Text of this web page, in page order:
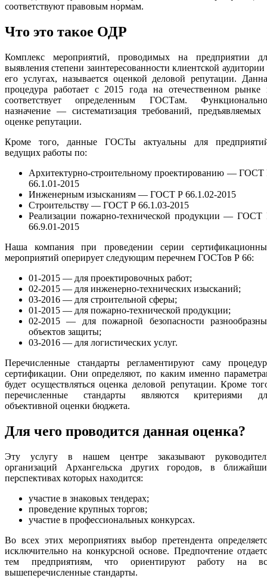
соответствуют правовым нормам.
Что это такое ОДР
Комплекс мероприятий, проводимых на предприятии
выявления степени заинтересованности клиентской аудитории
его услугах, называется оценкой деловой репутации.
процедура работает с 2015 года на отечественном рынке
соответствует определенным ГОСТам.
назначение — систематизация требований, предъявляемых
оценке репутации.
Кроме того, данные ГОСТы актуальны для
ведущих работы по:
Архитектурно-строительному проектированию — ГОСТ
66.1.01-2015
Инженерным изысканиям — ГОСТ Р 66.1.02-2015
Строительству — ГОСТ Р 66.1.03-2015
Реализации пожарно-технической продукции — ГОСТ
66.9.01-2015
Наша компания при проведении серии
мероприятий оперирует следующим перечнем ГОСТов Р 66:
01-2015 — для проектировочных работ;
02-2015 — для инженерно-технических изысканий;
03-2016 — для строительной сферы;
01-2015 — для пожарно-технической продукции;
02-2015 — для пожарной безопасности
объектов защиты;
03-2016 — для логистических услуг.
Перечисленные стандарты регламентируют саму
сертификации. Они определяют, по каким именно
будет осуществляться оценка деловой репутации. Кроме
перечисленные стандарты являются критериями
объективной оценки бюджета.
Для чего проводится данная оценка?
Эту услугу в нашем центре заказывают
организаций Архангельска других городов, в
перспективах которых находится:
участие в знаковых тендерах;
проведение крупных торгов;
участие в профессиональных конкурсах.
Во всех этих мероприятиях выбор претендента
исключительно на конкурсной основе. Предпочтение
тем предприятиям, что ориентируют работу на
вышеперечисленные стандарты.